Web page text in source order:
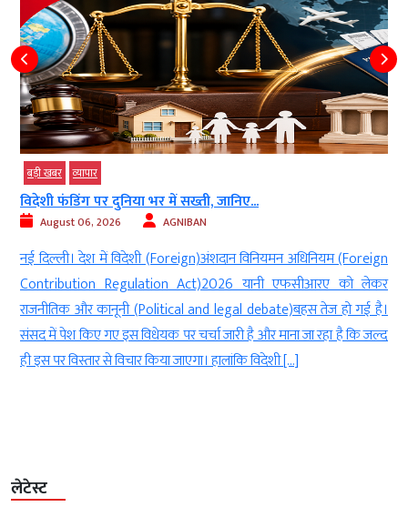
(Foreign
को लेकर
तेज हो गई है।
रहा है कि जल्द
1000 किमी तक सटीक वार करेगा स्वदेशी ड्रोन...
August 06, 2026
नई दिल्ली। भारत लंबी दूरी तक सटीक हमला करने में
तकनीक (Indigenous drone technology) को तेजी से
इसी दिशा में विकसित किया गया ‘काल’ (The Drone Era)
का वन-वे अटैक ड्रोन जल्द भारतीय सेना के बेड़े का हिस्सा बन
दुश्मन […]
लेटेस्ट